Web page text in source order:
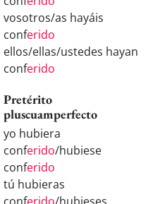
vosotros/as hayáis
conferido
ellos/ellas/ustedes hayan
conferido
Pretérito
pluscuamperfecto
yo hubiera
conferido/hubiese
conferido
tú hubieras
conferido/hubieses